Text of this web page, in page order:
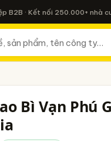
B2B · Kết nối 250.000+ nhà
Bì Vạn Phú